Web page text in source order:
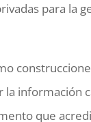
para la
la información
que